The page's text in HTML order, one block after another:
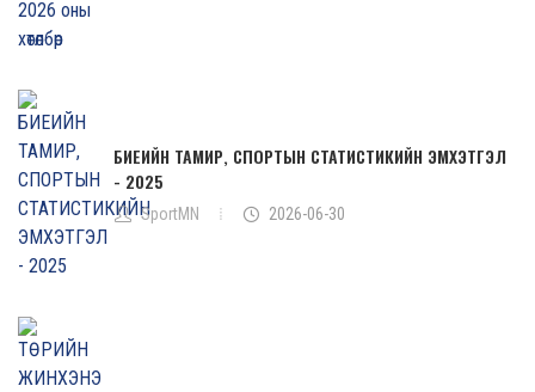
БИЕИЙН ТАМИР, СПОРТЫН СТАТИСТИКИЙН ЭМХЭТГЭЛ
- 2025
SportMN 2026-06-30